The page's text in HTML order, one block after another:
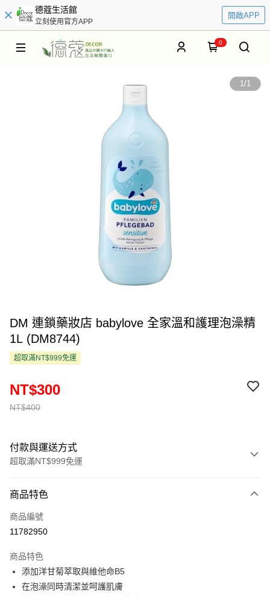
德蔻生活館
立刻使用官方APP
開啟APP
0
1/1
DM 連鎖藥妝店 babylove 全家溫和護理泡澡精
1L (DM8744)
超取滿NT$999免運
NT$400
NT$300
付款與運送方式
超取滿NT$999免運
信用卡一次付款
超商取貨付款
Apple Pay
街口支付
商品特色
商品編號
11782950
商品特色
添加洋甘菊萃取與維他命B5
在泡澡同時清潔並呵護肌膚